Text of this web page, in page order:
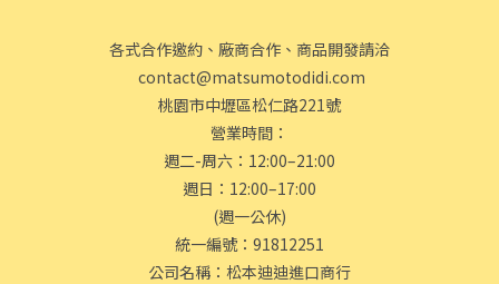
各式合作邀約、廠商合作、商品開發請洽
contact@matsumotodidi.com
桃園市中壢區松仁路221號
營業時間：
週二-周六：12:00–21:00
週日：12:00–17:00
(週一公休)
統一編號：91812251
公司名稱：松本迪迪進口商行